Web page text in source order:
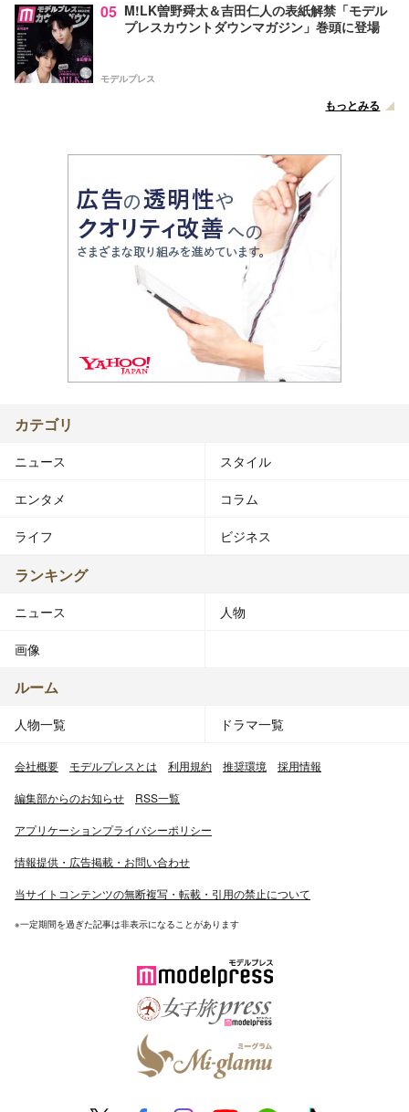
05 M!LK曽野舜太＆吉田仁人の表紙解禁「モデル
プレスカウントダウンマガジン」巻頭に登場
モデルプレス
もっとみる
カテゴリ
ニュース スタイル
エンタメ コラム
ライフ ビジネス
ランキング
ニュース 人物
画像
ルーム
人物一覧 ドラマ一覧
会社概要 モデルプレスとは 利用規約 推奨環境 採用情報
編集部からのお知らせ RSS一覧
アプリケーションプライバシーポリシー
情報提供・広告掲載・お問い合わせ
当サイトコンテンツの無断複写・転載・引用の禁止について
※一定期間を過ぎた記事は非表示になることがあります